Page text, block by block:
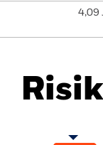
4,09